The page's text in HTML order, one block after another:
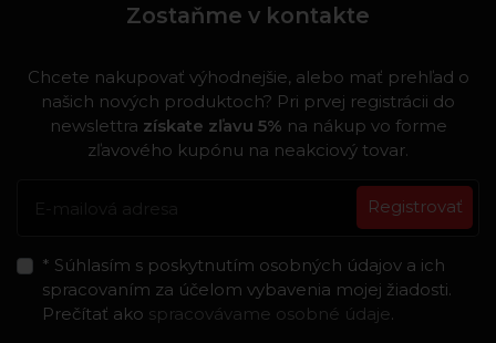
Zostaňme v kontakte
Chcete nakupovať výhodnejšie, alebo mať prehľad o
našich nových produktoch? Pri prvej registrácii do
newslettra získate zľavu 5% na nákup vo forme
zľavového kupónu na neakciový tovar.
Registrovať
* Súhlasím s poskytnutím osobných údajov a ich
spracovaním za účelom vybavenia mojej žiadosti.
Prečítať ako spracovávame osobné údaje.